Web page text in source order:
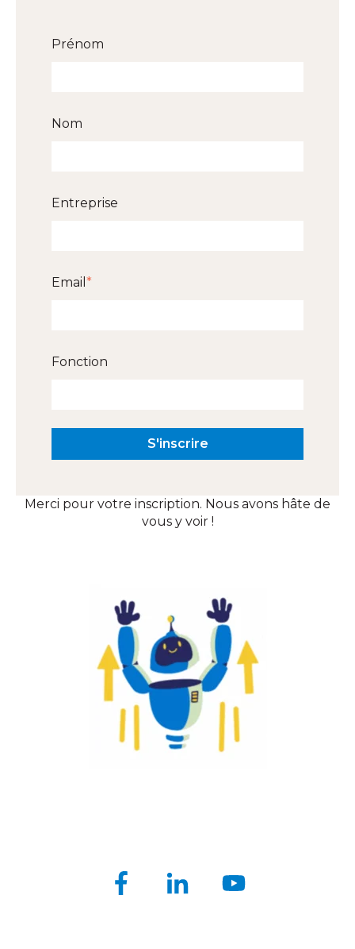
Prénom
Nom
Entreprise
Email *
Fonction
Merci pour votre inscription. Nous avons hâte de
vous y voir !